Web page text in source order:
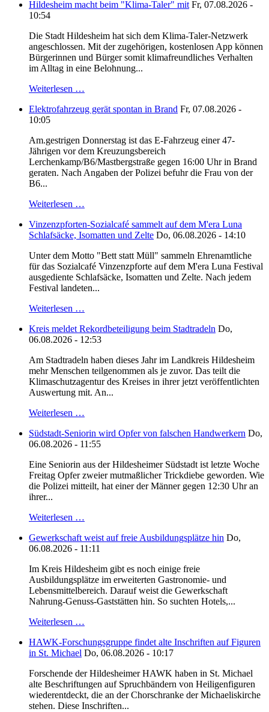
Hildesheim macht beim "Klima-Taler" mit Fr, 07.08.2026 -
10:54
Die Stadt Hildesheim hat sich dem Klima-Taler-Netzwerk
angeschlossen. Mit der zugehörigen, kostenlosen App können
Bürgerinnen und Bürger somit klimafreundliches Verhalten
im Alltag in eine Belohnung...
Weiterlesen …
Elektrofahrzeug gerät spontan in Brand Fr, 07.08.2026 -
10:05
Am.gestrigen Donnerstag ist das E-Fahrzeug einer 47-
Jährigen vor dem Kreuzungsbereich
Lerchenkamp/B6/Mastbergstraße gegen 16:00 Uhr in Brand
geraten. Nach Angaben der Polizei befuhr die Frau von der
B6...
Weiterlesen …
Vinzenzpforten-Sozialcafé sammelt auf dem M'era Luna
Schlafsäcke, Isomatten und Zelte Do, 06.08.2026 - 14:10
Unter dem Motto "Bett statt Müll" sammeln Ehrenamtliche
für das Sozialcafé Vinzenzpforte auf dem M'era Luna Festival
ausgediente Schlafsäcke, Isomatten und Zelte. Nach jedem
Festival landeten...
Weiterlesen …
Kreis meldet Rekordbeteiligung beim Stadtradeln Do,
06.08.2026 - 12:53
Am Stadtradeln haben dieses Jahr im Landkreis Hildesheim
mehr Menschen teilgenommen als je zuvor. Das teilt die
Klimaschutzagentur des Kreises in ihrer jetzt veröffentlichten
Auswertung mit. An...
Weiterlesen …
Südstadt-Seniorin wird Opfer von falschen Handwerkern Do,
06.08.2026 - 11:55
Eine Seniorin aus der Hildesheimer Südstadt ist letzte Woche
Freitag Opfer zweier mutmaßlicher Trickdiebe geworden. Wie
die Polizei mitteilt, hat einer der Männer gegen 12:30 Uhr an
ihrer...
Weiterlesen …
Gewerkschaft weist auf freie Ausbildungsplätze hin Do,
06.08.2026 - 11:11
Im Kreis Hildesheim gibt es noch einige freie
Ausbildungsplätze im erweiterten Gastronomie- und
Lebensmittelbereich. Darauf weist die Gewerkschaft
Nahrung-Genuss-Gaststätten hin. So suchten Hotels,...
Weiterlesen …
HAWK-Forschungsgruppe findet alte Inschriften auf Figuren
in St. Michael Do, 06.08.2026 - 10:17
Forschende der Hildesheimer HAWK haben in St. Michael
alte Beschriftungen auf Spruchbändern von Heiligenfiguren
wiederentdeckt, die an der Chorschranke der Michaeliskirche
stehen. Diese Inschriften...